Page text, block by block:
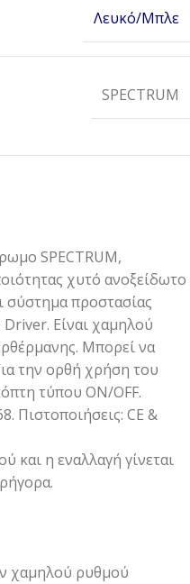
Λευκό/Μπλε
SPECTRUM
SPECTRUM,
χυτό ανοξείδωτο
σύστημα προστασίας
Είναι χαμηλού
Μπορεί να
την ορθή χρήση του
τύπου ON/OFF.
Πιστοποιήσεις: CE &
και η εναλλαγή γίνεται
χαμηλού ρυθμού